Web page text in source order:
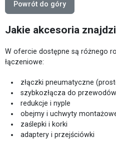
Powrót do góry
Jakie akcesoria
W ofercie dostępne są różnego
łączeniowe:
złączki pneumatyczne
szybkozłącza do
redukcje i nyple
obejmy i uchwyty
zaślepki i korki
adaptery i przejściówki